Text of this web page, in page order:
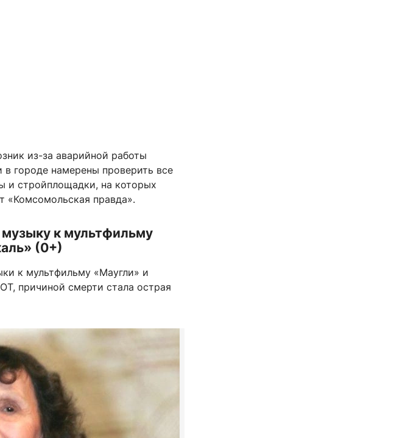
из-за аварийной работы
в городе намерены проверить все
и стройплощадки, на которых
«Комсомольская правда».
к мультфильму
(0+)
к мультфильму «Маугли» и
причиной смерти стала острая